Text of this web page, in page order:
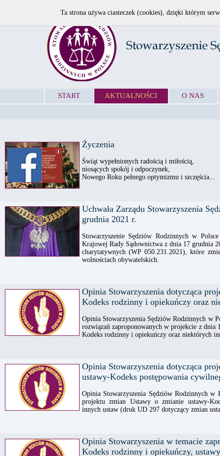
START AKTUALNOŚCI O NAS
Życzenia
Świąt wypełnionych radością i miłością,
niosących spokój i odpoczynek,
Nowego Roku pełnego optymizmu i szczęścia...
Uchwała Zarządu Stowarzyszenia
grudnia 2021 r.
Stowarzyszenie Sędziów Rodzinnych w
Krajowej Rady Sądownictwa z dnia 17 grudnia
charytatywnych (WP 050.231.2021), które
wolnościach obywatelskich.
Opinia Stowarzyszenia dotycząca
Kodeks rodzinny i opiekuńczy oraz
Opinia Stowarzyszenia Sędziów Rodzinnych w
rozwiązań zaproponowanych w projekcie z
Kodeks rodzinny i opiekuńczy oraz niektórych
Opinia Stowarzyszenia dotycząca
ustawy-Kodeks postępowania
Opinia Stowarzyszenia Sędziów Rodzinnych w
projektu zmian Ustawy o zmianie ustawy-
innych ustaw (druk UD 297 dotyczący zmian
Opinia Stowarzyszenia w temacie
Kodeks rodzinny i opiekuńczy,
Ta strona używa ciasteczek (cookies), dzięki którym